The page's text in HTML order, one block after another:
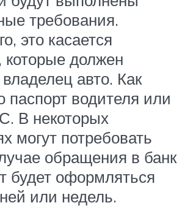
требования.
это касается
которые должен
авто. Как
паспорт водителя или
В некоторых
могут потребовать
обращения в банк
будет оформляться
или недель.